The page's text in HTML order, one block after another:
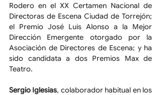
Rodero en el XX Certamen Nacional de
Directoras de Escena Ciudad de Torrejón;
el Premio José Luis Alonso a la Mejor
Dirección Emergente otorgado por la
Asociación de Directores de Escena; y ha
sido candidata a dos Premios Max de
Teatro.
Sergio Iglesias, colaborador habitual en los